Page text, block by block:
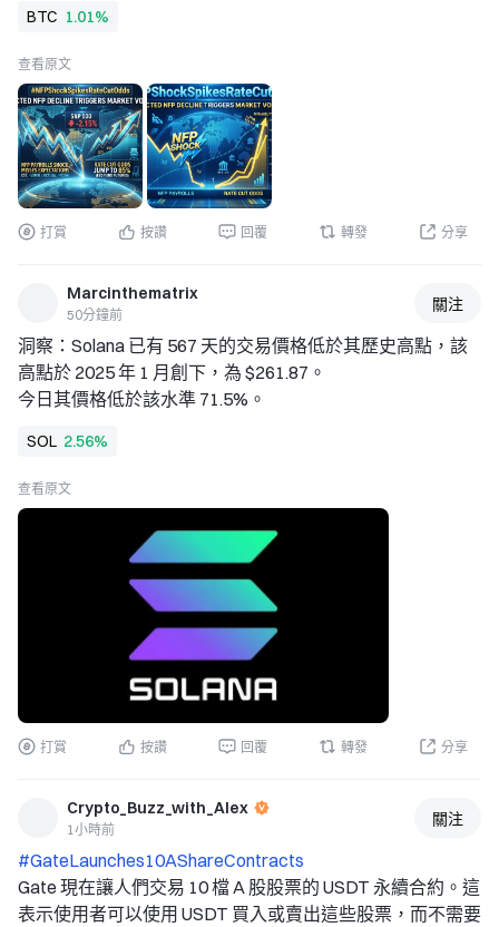
為何 NFP 很重要
美國非農就業人數報告是最受密切關注的經濟指標之一，因
為它提供了勞動市場強度的概況。弱於預期的就業數據可能
表示經濟活動正在失去動能，而更強勁的就業數據則可能降
低市場對貨幣寬鬆的預期。
因此，最新的 NFP 衝擊提高了市場對聯準會下一步政策決
策的關注。
🏦 降息預期成為焦點
當就業狀況轉弱時，市場可能開始反映更高的降息機率。較
對投資人而言，關鍵問題在於 NFP 疲弱是否代表暫時性放
緩，或是美國勞動市場更廣泛惡化的開始。
市場影響
利率預期的變化可能影響多種資產類別：
• 美國美元：較低的利率預期可能對美元造成壓力。
降。
• 黃金：殖利率下降和美元走弱可能支持黃金需求。
• 股票：較低的借貸成本可能為風險資產提供支撐。
• 加密貨幣：比特幣和其他數位資產可能對流動性增加及貨
幣寬鬆預期升溫做出正面反應，但波動性仍然很高。
接下來投資人應關注什麼
市場現在將聚焦於即將公布的通膨數據、失業數據、薪資增
BTC 1.01%
查看原文
打賞 按讚 回覆 轉發 分享
Marcinthematrix
50分鐘前
關注
洞察：Solana 已有 567 天的交易價格低於其歷史高點，該
高點於 2025 年 1 月創下，為 $261.87。
今日其價格低於該水準 71.5%。
SOL 2.56%
查看原文
打賞 按讚 回覆 轉發 分享
Crypto_Buzz_with_Alex
1小時前
關注
#GateLaunches10AShareContracts
Gate 現在讓人們交易 10 檔 A 股股票的 USDT 永續合約。這
表示使用者可以使用 USDT 買入或賣出這些股票，而不需要